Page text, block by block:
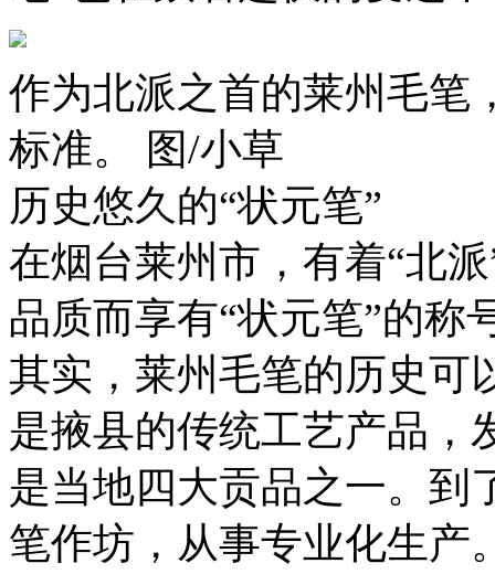
作为北派之首的莱州毛笔
标准。 图/小草
历史悠久的“状元笔”
在烟台莱州市，有着“北
品质而享有“状元笔”的称
其实，莱州毛笔的历史可
是掖县的传统工艺产品，
是当地四大贡品之一。到
笔作坊，从事专业化生产